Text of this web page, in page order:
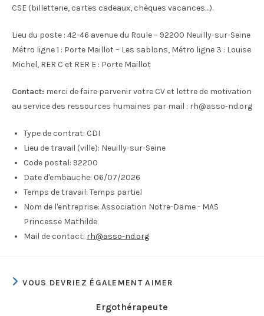
CSE (billetterie, cartes cadeaux, chèques vacances…).
Lieu du poste : 42-46 avenue du Roule – 92200 Neuilly-sur-Seine
Métro ligne 1 : Porte Maillot – Les sablons, Métro ligne 3 : Louise
Michel, RER C et RER E : Porte Maillot
Contact: merci de faire parvenir votre CV et lettre de motivation
au service des ressources humaines par mail : rh@asso-nd.org
Type de contrat: CDI
Lieu de travail (ville): Neuilly-sur-Seine
Code postal: 92200
Date d'embauche: 06/07/2026
Temps de travail: Temps partiel
Nom de l'entreprise: Association Notre-Dame - MAS
Princesse Mathilde
Mail de contact: rh@asso-nd.org
VOUS DEVRIEZ ÉGALEMENT AIMER
Ergothérapeute